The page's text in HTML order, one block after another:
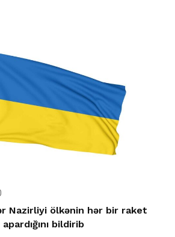
Nazirliyi ölkənin hər bir raket
bildirib